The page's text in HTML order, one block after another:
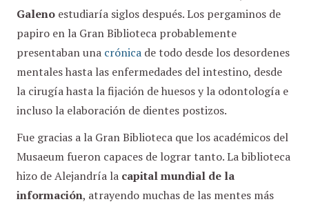
Galeno estudiaría siglos después. Los pergaminos de
papiro en la Gran Biblioteca probablemente
presentaban una crónica de todo desde los desordenes
mentales hasta las enfermedades del intestino, desde
la cirugía hasta la fijación de huesos y la odontología e
incluso la elaboración de dientes postizos.
Fue gracias a la Gran Biblioteca que los académicos del
Musaeum fueron capaces de lograr tanto. La biblioteca
hizo de Alejandría la capital mundial de la
información, atrayendo muchas de las mentes más